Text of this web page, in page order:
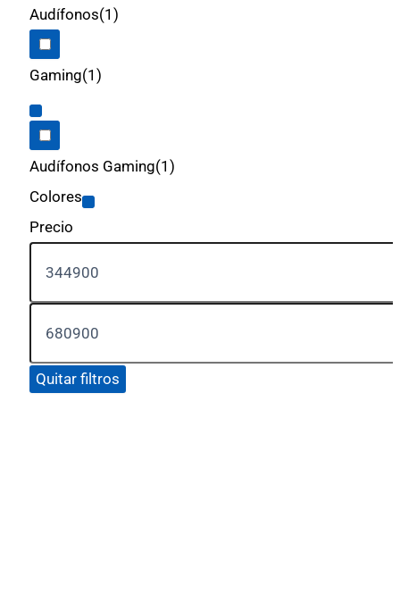
Audífonos(1)
Gaming(1)
Audífonos Gaming(1)
Colores
Precio
Quitar filtros